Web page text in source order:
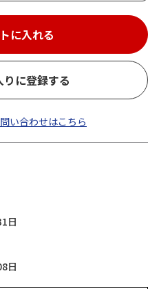
に入れる
りに登録する
い合わせはこちら
日
日